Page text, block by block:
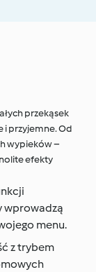
przekąsek
i przyjemne. Od
wypieków –
efekty
wprowadzą
menu.
z trybem